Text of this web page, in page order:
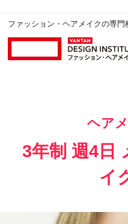
ファッション・ヘアメイクの専
ヘア
3年制 週4日
イ